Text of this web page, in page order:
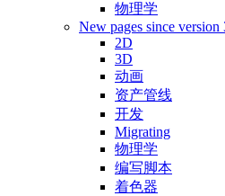
物理学
New pages since version
2D
3D
动画
资产管线
开发
Migrating
物理学
编写脚本
着色器